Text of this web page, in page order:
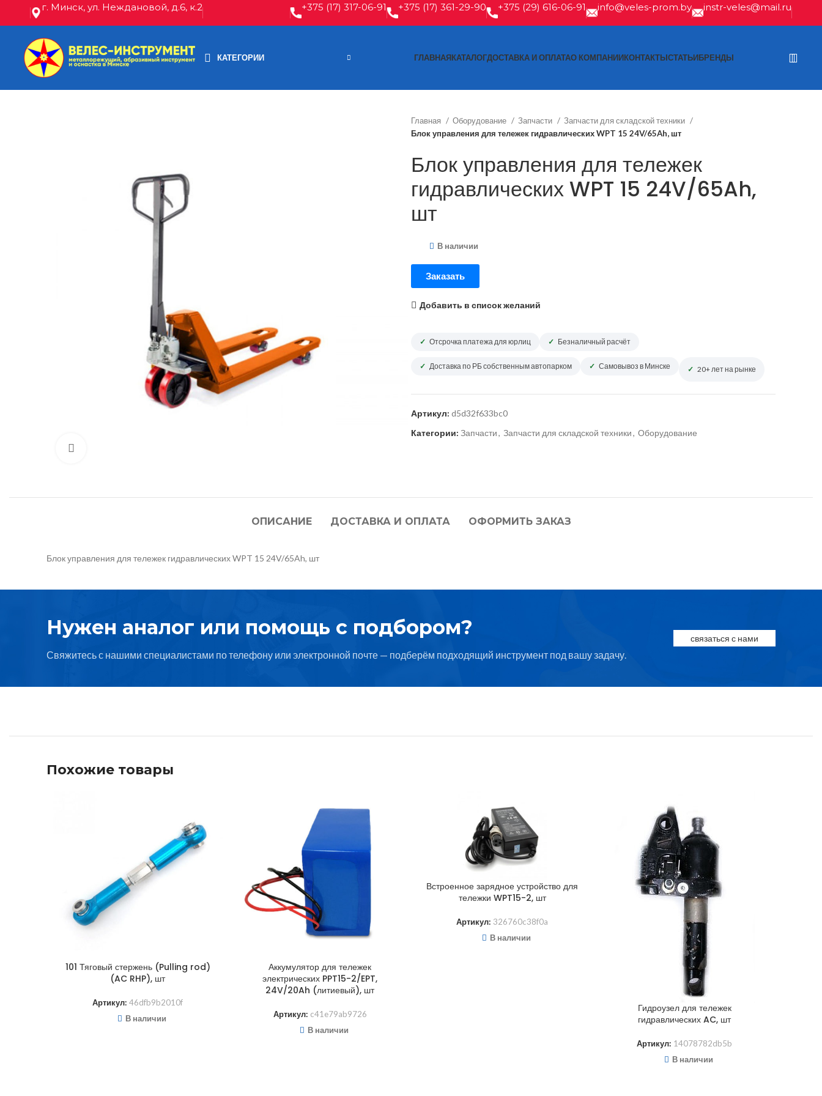
г. Минск, ул. Неждановой, д.6, к.2 +375 (17) 317-06-91 +375 (17) 361-29-90 +375 (29) 616-06-91 info@veles-prom.by instr-veles@mail.ru
КАТЕГОРИИ ГЛАВНАЯКАТАЛОГДОСТАВКА И ОПЛАТАО КОМПАНИИКОНТАКТЫСТАТЬИБРЕНДЫ
Главная Оборудование Запчасти
Запчасти для складской техники
Блок управления для тележек гидравлических WPT 15 24V/65Ah, шт
Блок управления для тележек
гидравлических WPT 15 24V/65Ah,
шт
В наличии
Заказать
Добавить в список желаний
Отсрочка платежа для юрлиц Безналичный расчёт
Доставка по РБ собственным автопарком Самовывоз в Минске 20+ лет на рынке
Артикул: d5d32f633bc0
Категории: Запчасти, Запчасти для складской техники, Оборудование
ОПИСАНИЕ ДОСТАВКА И ОПЛАТА ОФОРМИТЬ ЗАКАЗ
Блок управления для тележек гидравлических WPT 15 24V/65Ah, шт
Нужен аналог или помощь с подбором?
Свяжитесь с нашими специалистами по телефону или электронной почте — подберём подходящий инструмент под вашу задачу.
связаться с нами
Похожие товары
101 Тяговый стержень (Pulling rod)
(AC RHP), шт
Артикул: 46dfb9b2010f
В наличии
Аккумулятор для тележек
электрических PPT15-2/EPT,
24V/20Ah (литиевый), шт
Артикул: c41e79ab9726
В наличии
Встроенное зарядное устройство для
тележки WPT15-2, шт
Артикул: 326760c38f0a
В наличии
Гидроузел для тележек
гидравлических AC, шт
Артикул: 14078782db5b
В наличии